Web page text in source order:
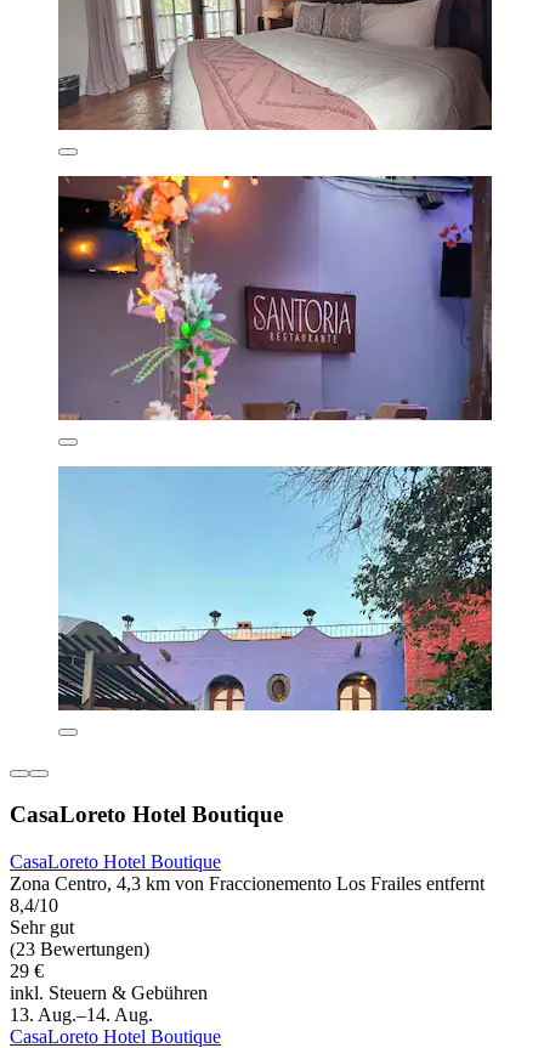
CasaLoreto Hotel Boutique
CasaLoreto Hotel Boutique
Zona Centro, 4,3 km von Fraccionemento Los Frailes entfernt
8,4/10
Sehr gut
(23 Bewertungen)
29 €
inkl. Steuern & Gebühren
13. Aug.–14. Aug.
CasaLoreto Hotel Boutique